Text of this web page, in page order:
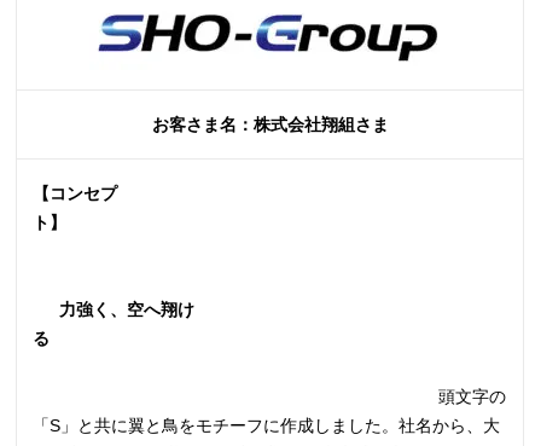
お客さま名：株式会社翔組さま
【コンセプ
ト】
力強く、空へ翔け
る
頭文字の
「S」と共に翼と鳥をモチーフに作成しました。社名から、大